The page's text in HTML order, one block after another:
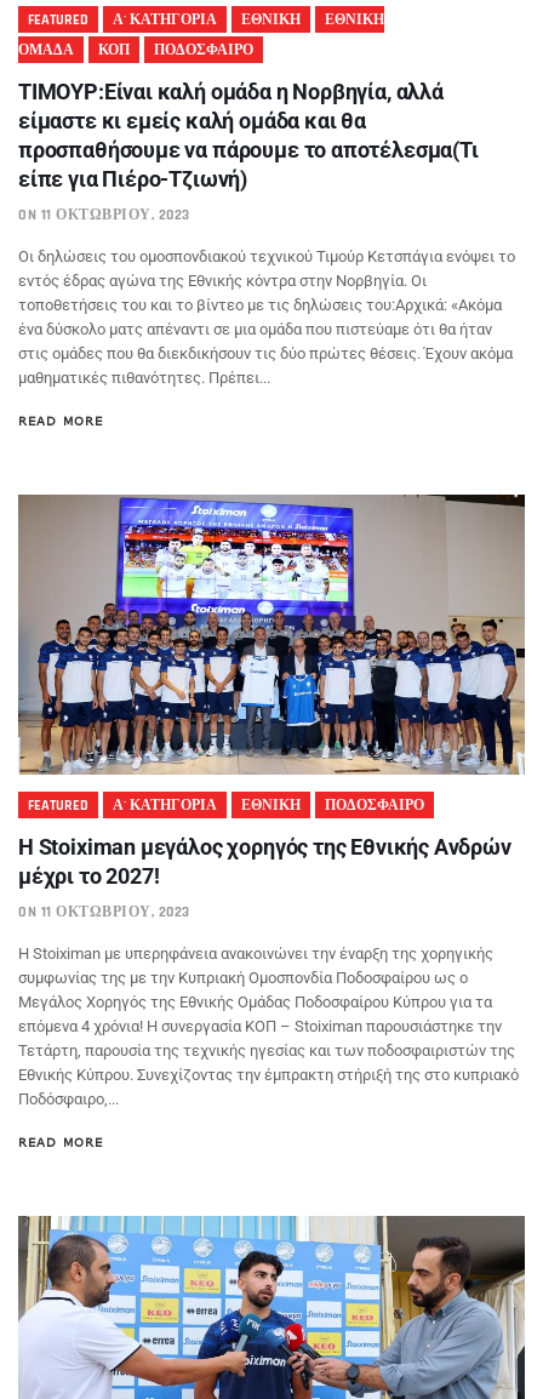
FEATURED Α' ΚΑΤΗΓΟΡΙΑ ΕΘΝΙΚΗ
ΕΘΝΙΚΗ
ΟΜΑΔΑ
ΚΟΠ ΠΟΔΟΣΦΑΙΡΟ
TIMOYΡ:Είναι καλή ομάδα η Νορβηγία, αλλά
είμαστε κι εμείς καλή ομάδα και θα
προσπαθήσουμε να πάρουμε το αποτέλεσμα(Τι
είπε για Πιέρο-Τζιωνή)
ON 11 ΟΚΤΩΒΡΊΟΥ, 2023
Οι δηλώσεις του ομοσπονδιακού τεχνικού Τιμούρ Κετσπάγια ενόψει το
εντός έδρας αγώνα της Εθνικής κόντρα στην Νορβηγία. Οι
τοποθετήσεις του και το βίντεο με τις δηλώσεις του:Αρχικά: «Ακόμα
ένα δύσκολο ματς απέναντι σε μια ομάδα που πιστεύαμε ότι θα ήταν
στις ομάδες που θα διεκδικήσουν τις δύο πρώτες θέσεις. Έχουν ακόμα
μαθηματικές πιθανότητες. Πρέπει...
READ MORE
FEATURED Α' ΚΑΤΗΓΟΡΙΑ ΕΘΝΙΚΗ ΠΟΔΟΣΦΑΙΡΟ
Η Stoiximan μεγάλος χορηγός της Εθνικής Ανδρών
μέχρι το 2027!
ON 11 ΟΚΤΩΒΡΊΟΥ, 2023
Η Stoiximan με υπερηφάνεια ανακοινώνει την έναρξη της χορηγικής
συμφωνίας της με την Κυπριακή Ομοσπονδία Ποδοσφαίρου ως ο
Μεγάλος Χορηγός της Εθνικής Ομάδας Ποδοσφαίρου Κύπρου για τα
επόμενα 4 χρόνια! Η συνεργασία ΚΟΠ – Stoiximan παρουσιάστηκε την
Τετάρτη, παρουσία της τεχνικής ηγεσίας και των ποδοσφαιριστών της
Εθνικής Κύπρου. Συνεχίζοντας την έμπρακτη στήριξή της στο κυπριακό
Ποδόσφαιρο,...
READ MORE